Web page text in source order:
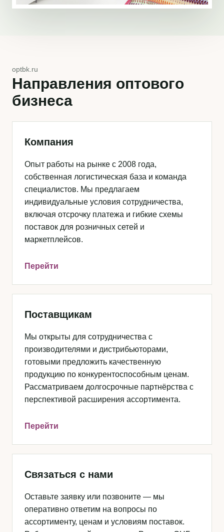
optbk.ru
Направления оптового
бизнеса
Компания
Опыт работы на рынке с 2008 года,
собственная логистическая база и команда
специалистов. Мы предлагаем
индивидуальные условия сотрудничества,
включая отсрочку платежа и гибкие схемы
поставок для розничных сетей и
маркетплейсов.
Перейти
Поставщикам
Мы открыты для сотрудничества с
производителями и дистрибьюторами,
готовыми предложить качественную
продукцию по конкурентоспособным ценам.
Рассматриваем долгосрочные партнёрства с
перспективой расширения ассортимента.
Перейти
Связаться с нами
Оставьте заявку или позвоните — мы
оперативно ответим на вопросы по
ассортименту, ценам и условиям поставок.